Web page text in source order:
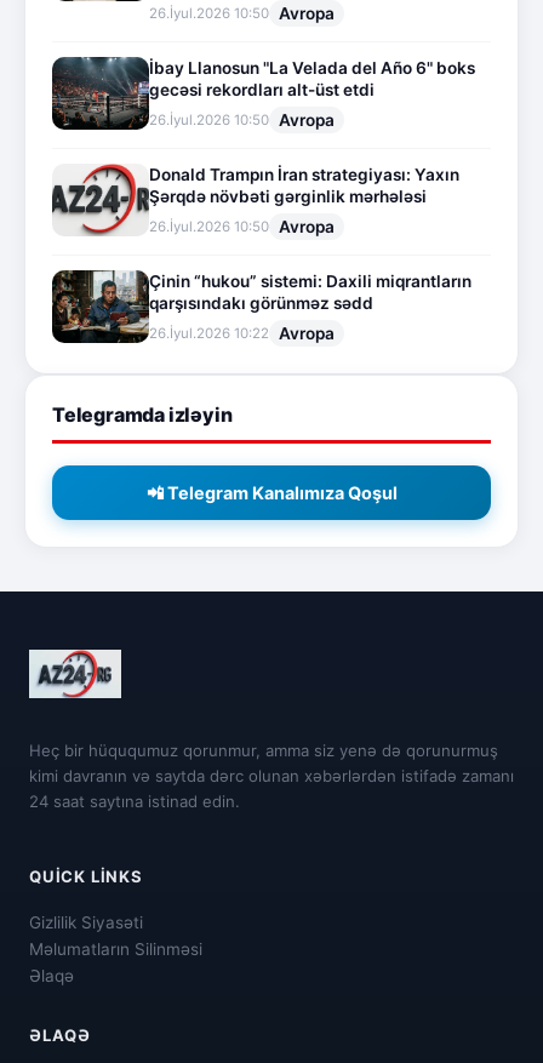
26.İyul.2026 10:50 Avropa
İbay Llanosun "La Velada del Año 6" boks
gecəsi rekordları alt-üst etdi
26.İyul.2026 10:50 Avropa
Donald Trampın İran strategiyası: Yaxın
Şərqdə növbəti gərginlik mərhələsi
26.İyul.2026 10:50 Avropa
Çinin “hukou” sistemi: Daxili miqrantların
qarşısındakı görünməz sədd
26.İyul.2026 10:22 Avropa
Telegramda izləyin
📲 Telegram Kanalımıza Qoşul
Heç bir hüququmuz qorunmur, amma siz yenə də qorunurmuş
kimi davranın və saytda dərc olunan xəbərlərdən istifadə zamanı
24 saat saytına istinad edin.
QUICK LINKS
Gizlilik Siyasəti
Məlumatların Silinməsi
Əlaqə
ƏLAQƏ